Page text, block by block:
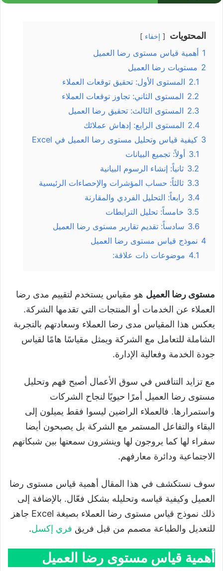
المحتويات إخفاء
1 أهمية قياس مستوى رضا العميل
2 مستويات رضا العميل
2.1 المستوى الأول: تحقيق توقعات العملاء
2.2 المستوى الثاني: تجاوز توقعات العملاء
2.3 المستوى الثالث: تحقيق رضا العميل
2.4 المستوى الرابع: إدهاش عملائك
3 كيفية قياس وتحليل مستوى رضا العميل في Excel
3.1 أولاً: تجميع البيانات
3.2 ثانياً: إنشاء الرسوم البيانية
3.3 ثالثاً: حساب المؤشرات والإحصاءات الرئيسية
3.4 رابعاً: التحليل الفردي والمقارنة
3.5 خامساً: تحليل الترابطات
3.6 سادساً: تقديم تقارير مستوى رضا العميل
4 نموذج قياس مستوى رضا العميل
4.1 موضوعات ذات علاقة:
مستوى رضا العميل هو مقياس يستخدم لتقييم مدى رضا
العملاء عن الخدمات أو المنتجات التي تقدمها الشركة.
يعكس هذا المقياس مدى رضا العملاء وسعادتهم بالتجربة
الشاملة للتعامل مع الشركة ويمثل مقياسًا هامًا لقياس
جودة الخدمة وفعالية الإدارة.
مع تزايد التنافس في سوق الأعمال أصبح فهم وتحليل
مستوى رضا العميل أمرًا حيويًا لنجاح الشركات
واستمرارها. فالعملاء الراضين ليسوا فقط يميلون إلى
البقاء والتفاعل المستمر مع الشركة بل يصبحون أيضا
سفراء لها كما يروجون لها وينشرون سمعتها بين شبكاتهم
الاجتماعية ودائرة معارفهم.
سوف نستكشف في هذا المقال أهمية قياس مستوى رضا
العميل وكيفية قياسه وتحليله بشكل فعّال. بالإضافة إلى
ذلك نموذج قياس مستوى رضا العملاء بصيغة Excel جاهز
للتعديل والطباعة مصمم من قبل فريق فري إكسل.
أهمية قياس مستوى رضا العميل